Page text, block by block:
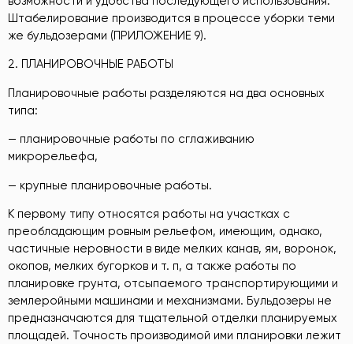
Штабелирование производится в процессе уборки теми
же бульдозерами (ПРИЛОЖЕНИЕ 9).
2. ПЛАНИРОВОЧНЫЕ РАБОТЫ
Планировочные работы разделяются на два основных
типа:
— планировочные работы по сглаживанию
микрорельефа,
— крупные планировочные работы.
К первому типу относятся работы на участках с
преобладающим ровным рельефом, имеющим, однако,
частичные неровности в виде мелких канав, ям, воронок,
окопов, мелких бугорков и т. п, а также работы по
планировке грунта, отсыпаемого транспортирующими и
землеройными машинами и механизмами. Бульдозеры не
предназначаются для тщательной отделки планируемых
площадей. Точность производимой ими планировки лежит